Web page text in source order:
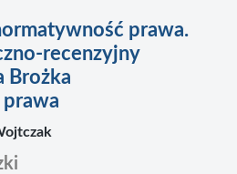
prawa.
recenzyjny
Brożka